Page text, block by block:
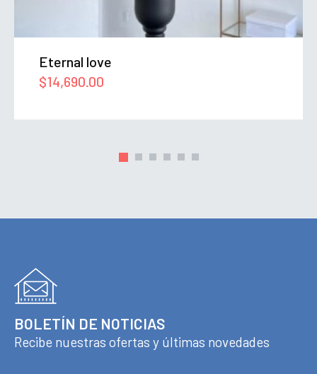
Eternal love
$14,690.00
BOLETÍN DE NOTICIAS
Recibe nuestras ofertas y últimas novedades